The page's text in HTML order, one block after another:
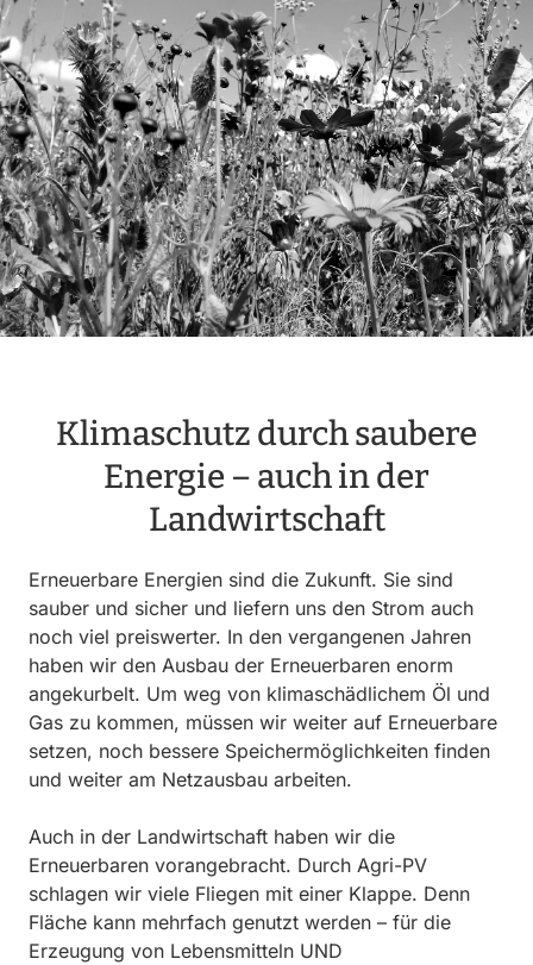
Klimaschutz durch saubere
Energie – auch in der
Landwirtschaft
Erneuerbare Energien sind die Zukunft. Sie sind
sauber und sicher und liefern uns den Strom auch
noch viel preiswerter. In den vergangenen Jahren
haben wir den Ausbau der Erneuerbaren enorm
angekurbelt. Um weg von klimaschädlichem Öl und
Gas zu kommen, müssen wir weiter auf Erneuerbare
setzen, noch bessere Speichermöglichkeiten finden
und weiter am Netzausbau arbeiten.
Auch in der Landwirtschaft haben wir die
Erneuerbaren vorangebracht. Durch Agri-PV
schlagen wir viele Fliegen mit einer Klappe. Denn
Fläche kann mehrfach genutzt werden – für die
Erzeugung von Lebensmitteln UND